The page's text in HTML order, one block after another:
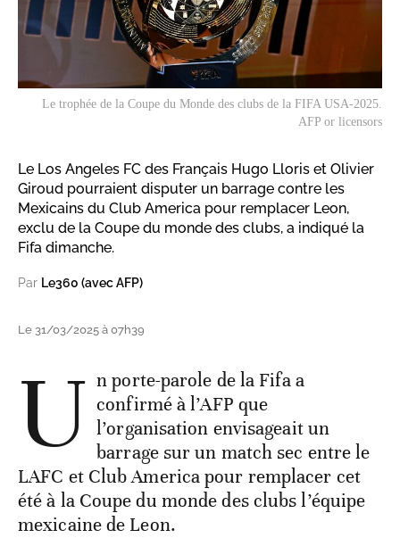
Le trophée de la Coupe du Monde des clubs de la FIFA USA-2025.
AFP or licensors
Le Los Angeles FC des Français Hugo Lloris et Olivier
Giroud pourraient disputer un barrage contre les
Mexicains du Club America pour remplacer Leon,
exclu de la Coupe du monde des clubs, a indiqué la
Fifa dimanche.
Par Le360 (avec AFP)
Le 31/03/2025 à 07h39
U n porte-parole de la Fifa a
confirmé à l’AFP que
l’organisation envisageait un
barrage sur un match sec entre le
LAFC et Club America pour remplacer cet
été à la Coupe du monde des clubs l’équipe
mexicaine de Leon.